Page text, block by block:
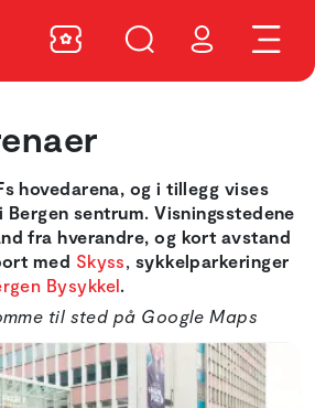
hovedarena, og i tillegg vises
sentrum. Visningsstedene
fra hverandre, og kort avstand
med Skyss, sykkelparkeringer
Bysykkel.
til sted på Google Maps